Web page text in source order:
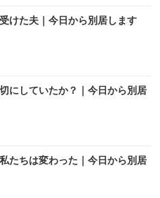
けた夫｜今日から別居します
にしていたか？｜今日から別居
たちは変わった｜今日から別居